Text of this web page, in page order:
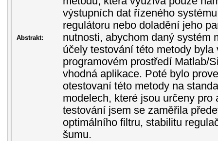
Abstrakt:
výstupních dat řízeného
regulátoru nebo doladění jeho
nutnosti, abychom daný systém
účely testování této metody byla
programovém prostředí Matlab/
vhodná aplikace. Poté bylo
otestovaní této metody na
modelech, které jsou určeny
testování jsem se zaměřila
optimálního filtru, stabilitu
šumu.